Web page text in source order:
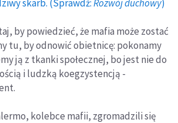
skarb. (Sprawdź:Rozwój duchowy)
by powiedzieć, że mafia może zostać
tu, by odnowić obietnicę: pokonamy
ją z tkanki społecznej, bo jest nie do
i ludzką koegzystencją -
kolebce mafii, zgromadzili się